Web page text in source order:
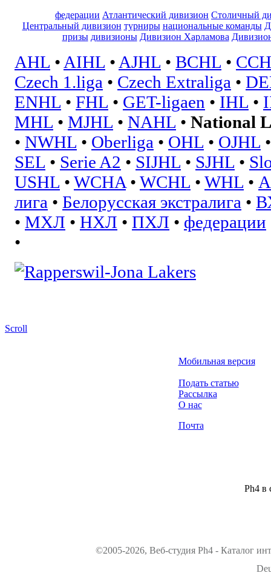
федерации Атлантический дивизион Столичный
Центральный дивизион турниры национальные команды
призы дивизионы Дивизион Харламова
AHL • AIHL • AJHL • BCHL •
Czech 1.liga • Czech Extraliga •
ENHL • FHL • GET-ligaen • IHL •
MHL • MJHL • NAHL • National
• NWHL • Oberliga • OHL • OJHL
SEL • Serie A2 • SIJHL • SJHL •
USHL • WCHA • WCHL • WHL •
лига • Белорусская экстралига •
• МХЛ • НХЛ • ПХЛ • федерации
•
Scroll
Мобильная версия
Подать статью
Рассылка
О нас
Почта
Ph4 в
©2005-2026, Веб-студия Ph4 - Каталог